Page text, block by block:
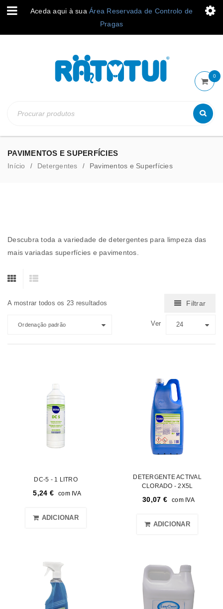
Aceda aqui à sua Área Reservada de Controlo de
Pragas
0
PAVIMENTOS E SUPERFÍCIES
Início / Detergentes / Pavimentos e Superfícies
Descubra toda a variedade de detergentes para limpeza das
mais variadas superfícies e pavimentos.
A mostrar todos os 23 resultados Filtrar
Ordenação padrão Ver 24
DC-5 - 1 LITRO
5,24 € com IVA
ADICIONAR
DETERGENTE ACTIVAL
CLORADO - 2X5L
30,07 € com IVA
ADICIONAR